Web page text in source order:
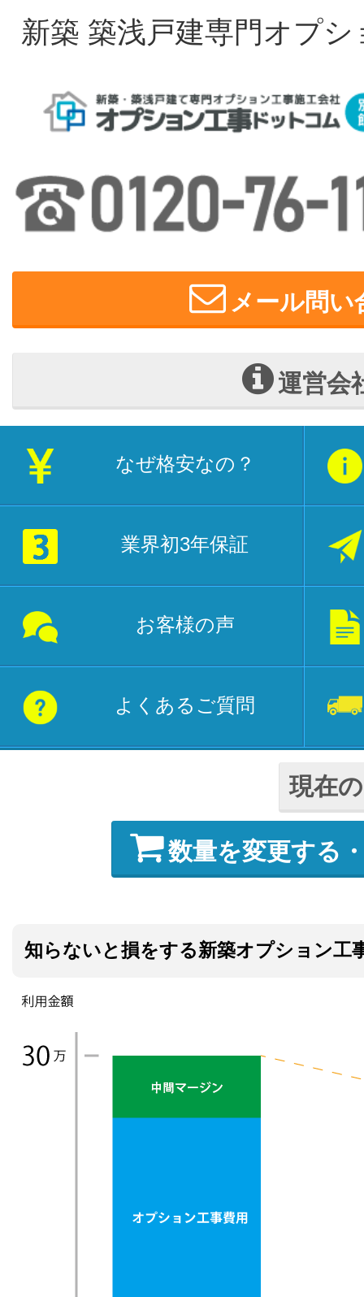
新築 築浅戸建専門オプ
メール問い
運営会
なぜ格安なの？
業界初3年保証
お客様の声
よくあるご質問
現在
数量を変更する
知らないと損をする新築オプション工